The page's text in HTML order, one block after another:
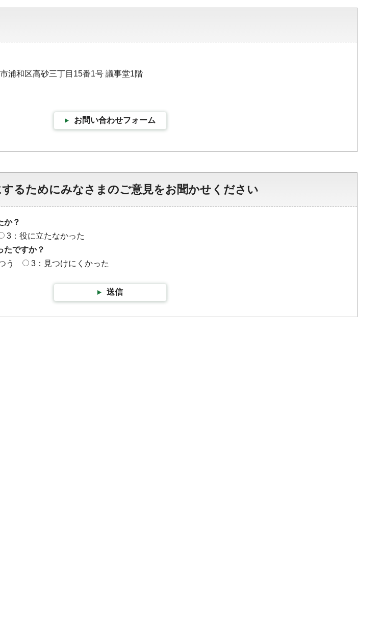
浦和区高砂三丁目15番1号 議事堂1階
お問い合わせフォーム
るためにみなさまのご意見をお聞かせください
か？
3：役に立たなかった
たですか？
う 3：見つけにくかった
送信